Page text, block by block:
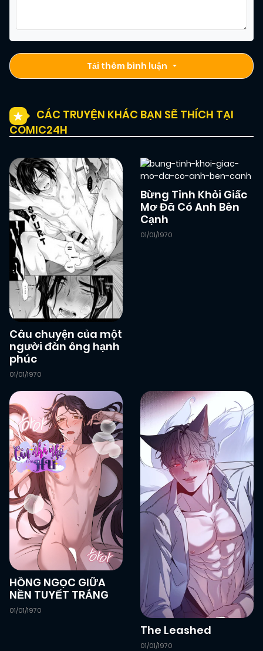
Tải thêm bình luận
CÁC TRUYỆN KHÁC BẠN SẼ THÍCH TẠI
COMIC24H
Câu chuyện của một
người đàn ông hạnh
phúc
01/01/1970
Bừng Tỉnh Khỏi Giấc
Mơ Đã Có Anh Bên
Cạnh
01/01/1970
HỒNG NGỌC GIỮA
NỀN TUYẾT TRẮNG
01/01/1970
The Leashed
01/01/1970